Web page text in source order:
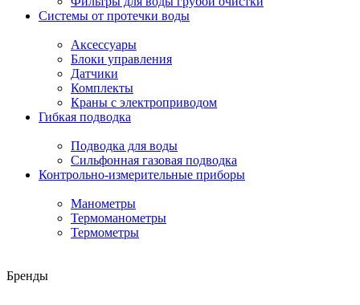
Системы от протечки воды
Аксессуары
Блоки управления
Датчики
Комплекты
Краны с электроприводом
Гибкая подводка
Подводка для воды
Сильфонная газовая подводка
Контрольно-измерительные приборы
Манометры
Термоманометры
Термометры
Бренды